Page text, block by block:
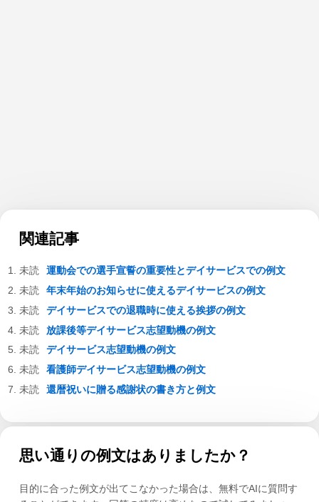
関連記事
運動会での選手宣誓の重要性とデイサービスでの例文
年末年始のお知らせに使えるデイサービスの例文
デイサービスでの退職時に使える挨拶の例文
放課後等デイサービス志望動機の例文
デイサービス志望動機の例文
看護師デイサービス志望動機の例文
還暦祝いに贈る感謝状の書き方と例文
思い通りの例文はありましたか？
目的に合った例文が出てこなかった場合は、無料でAIに質問す